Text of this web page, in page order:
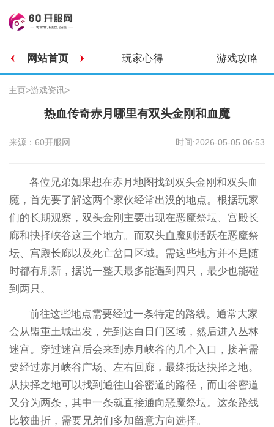
网站首页 玩家心得 游戏攻略
主页>游戏资讯>
热血传奇赤月哪里有双头金刚和血魔
来源：60开服网 时间:2026-05-05 06:53
各位兄弟如果想在赤月地图找到双头金刚和双头血
魔，首先要了解这两个家伙经常出没的地点。根据玩家
们的长期观察，双头金刚主要出现在恶魔祭坛、宫殿长
廊和抉择峡谷这三个地方。而双头血魔则活跃在恶魔祭
坛、宫殿长廊以及死亡岔口区域。需这些地方并不是随
时都有刷新，据说一整天最多能遇到四只，最少也能碰
到两只。
前往这些地点需要经过一条特定的路线。通常大家
会从盟重土城出发，先到达白日门区域，然后进入丛林
迷宫。穿过迷宫后会来到赤月峡谷的几个入口，接着需
要经过赤月峡谷广场、左右回廊，最终抵达抉择之地。
从抉择之地可以找到通往山谷密道的路径，而山谷密道
又分为两条，其中一条就直接通向恶魔祭坛。这条路线
比较曲折，需要兄弟们多加留意方向选择。